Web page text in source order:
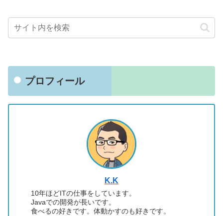
プロフィール
K.K
10年ほどITの仕事をしています。
Javaでの開発が長いです。
食べるの好きです。体動かすのも好きです。